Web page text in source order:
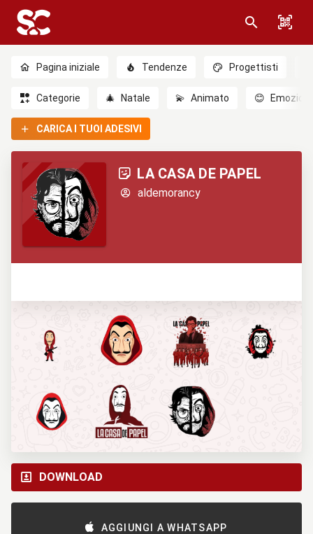
Pagina iniziale Tendenze Progettisti
Categorie 🎄 Natale 💫 Animato 😊 Emozioni
CARICA I TUOI ADESIVI
LA CASA DE PAPEL
aldemorancy
DOWNLOAD
AGGIUNGI A WHATSAPP